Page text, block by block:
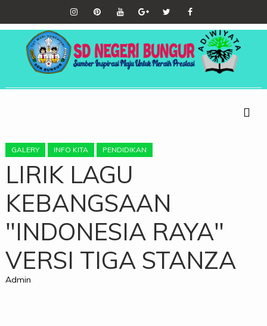
GALERY INFO KITA PENDIDIKAN
LIRIK LAGU
KEBANGSAAN
"INDONESIA RAYA"
VERSI TIGA STANZA
Admin